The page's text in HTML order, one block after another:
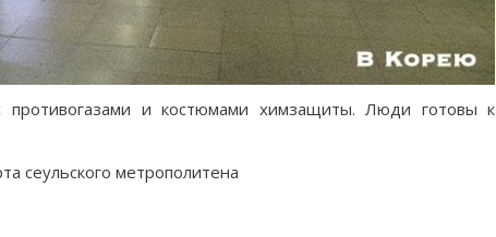
и костюмами химзащиты. Люди готовы к
сеульского метрополитена